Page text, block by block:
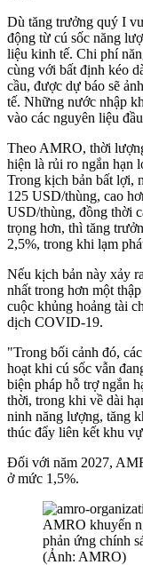
Dù tăng trưởng quý I
động từ cú sốc năng
liệu kinh tế. Chi phí
cùng với bất định kéo
cầu, được dự báo sẽ
tế. Những nước nhập
vào các nguyên liệu
Theo AMRO, thời
hiện là rủi ro ngắn hạn
Trong kịch bản bất lợi,
125 USD/thùng, cao
USD/thùng, đồng thời
trọng hơn, thì tăng
2,5%, trong khi lạm
Nếu kịch bản này xảy
nhất trong hơn một
cuộc khủng hoảng tài
dịch COVID-19.
"Trong bối cảnh đó,
hoạt khi cú sốc vẫn
biện pháp hỗ trợ ngắn
thời, trong khi về dài
ninh năng lượng, tăng
thúc đẩy liên kết khu
Đối với năm 2027,
ở mức 1,5%.
AMRO khuyến
phản ứng chính
(Ảnh: AMRO)